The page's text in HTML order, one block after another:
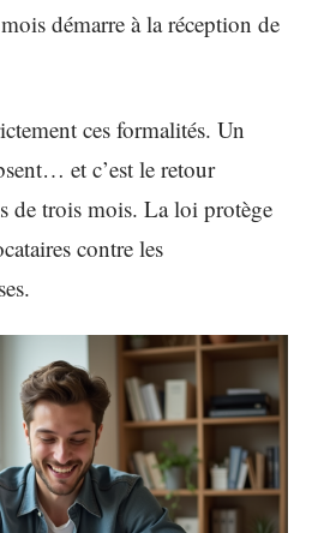
démarre à la réception de
ces formalités. Un
et c’est le retour
de trois mois. La loi protège
contre les